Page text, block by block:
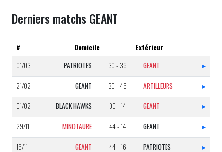
Derniers matchs GEANT
# Domicile
Extérieur
01/03
PATRIOTES 30 - 36 GEANT ▸
21/02 GEANT 30 - 46 ARTILLEURS ▸
01/02 BLACK HAWKS 00 - 14 GEANT ▸
29/11 MINOTAURE 44 - 14 GEANT ▸
15/11 GEANT 44 - 16 PATRIOTES ▸